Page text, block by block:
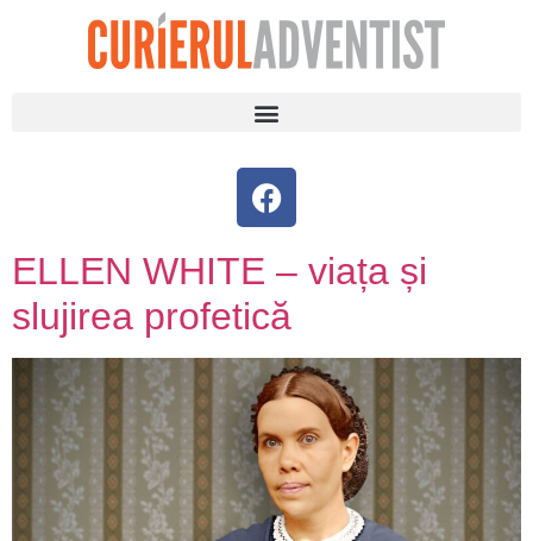
ELLEN WHITE – viața și
slujirea profetică